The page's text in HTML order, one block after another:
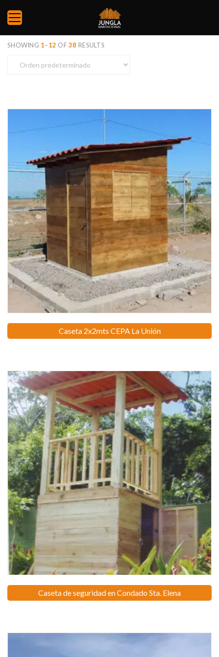
SHOWING 1–12 OF38 RESULTS
Caseta 2x2mts CEPA La Unión
Caseta de seguridad en Condado Sta. Elena